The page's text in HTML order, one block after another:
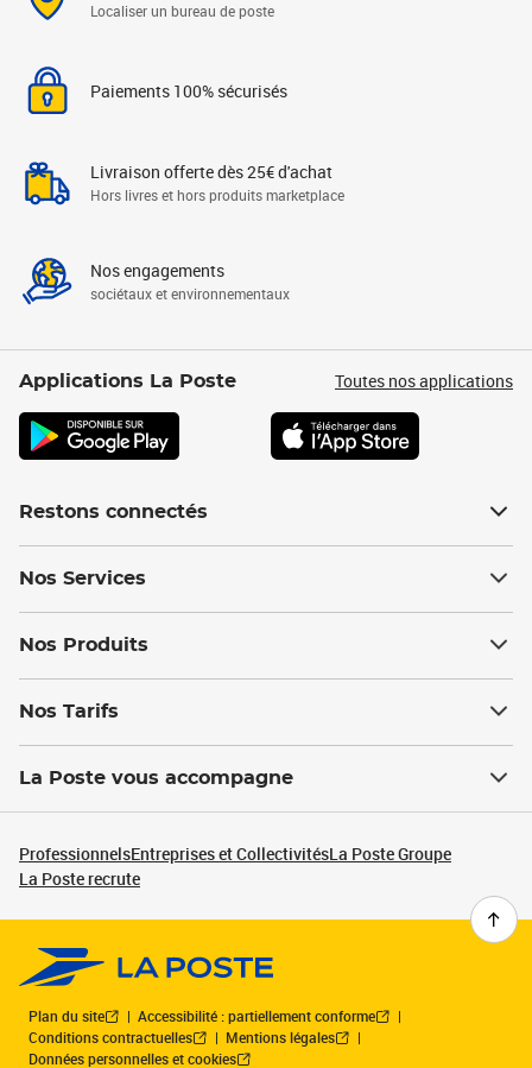
Localiser un bureau de poste
Paiements 100% sécurisés
Livraison offerte dès 25€ d'achat
Hors livres et hors produits marketplace
Nos engagements
sociétaux et environnementaux
Applications La Poste Toutes nos applications
Restons connectés
Nos Services
Nos Produits
Nos Tarifs
La Poste vous accompagne
ProfessionnelsEntreprises et CollectivitésLa Poste Groupe
La Poste recrute
Plan du site
Accessibilité : partiellement conforme
Conditions contractuelles
Mentions légales
Données personnelles et cookies